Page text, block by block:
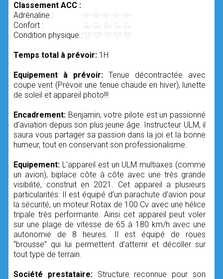
Classement ACC :
Adrénaline :
Confort :
Condition physique :
Temps total à prévoir: 1H
Equipement à prévoir: Tenue décontractée avec
coupe vent (Prévoir une tenue chaude en hiver), lunette
de soleil et appareil photo!!!
Encadrement: Benjamin, votre pilote est un passionné
d'aviation depuis son plus jeune âge. Instructeur ULM, il
saura vous partager sa passion dans la joi et la bonne
humeur, tout en conservant son professionalisme.
Equipement: L'appareil est un ULM multiaxes (comme
un avion), biplace côte à côte avec une très grande
visibilité, construit en 2021. Cet appareil a plusieurs
particularités: Il est équipé d’un parachute d’avion pour
la sécurité, un moteur Rotax de 100 Cv avec une hélice
tripale très performante. Ainsi cet appareil peut voler
sur une plage de vitesse de 65 à 180 km/h avec une
autonomie de 8 heures. Il est équipé de roues
“brousse” qui lui permettent d’atterrir et décoller sur
tout type de terrain.
Société prestataire: Structure reconnue pour son